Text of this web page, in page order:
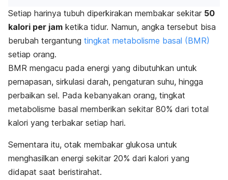
Setiap harinya tubuh diperkirakan membakar sekitar 50
kalori per jam ketika tidur. Namun, angka tersebut bisa
berubah tergantung tingkat metabolisme basal (BMR)
setiap orang.
BMR mengacu pada energi yang dibutuhkan untuk
pernapasan, sirkulasi darah, pengaturan suhu, hingga
perbaikan sel. Pada kebanyakan orang, tingkat
metabolisme basal memberikan sekitar 80% dari total
kalori yang terbakar setiap hari.
Sementara itu, otak membakar glukosa untuk
menghasilkan energi sekitar 20% dari kalori yang
didapat saat beristirahat.